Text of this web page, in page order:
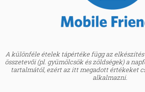
A különféle ételek tápértéke függ az
összetevői (pl. gyümölcsök és zöldségek) a
tartalmától, ezért az itt megadott értékeket
alkalmazni.